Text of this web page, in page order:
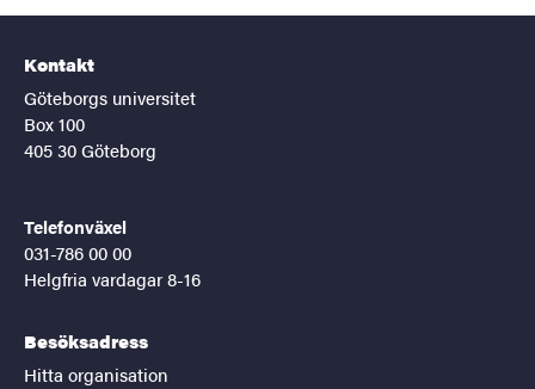
Kontakt
Göteborgs universitet
Box 100
405 30 Göteborg
Telefonväxel
031-786 00 00
Helgfria vardagar 8-16
Besöksadress
Hitta organisation